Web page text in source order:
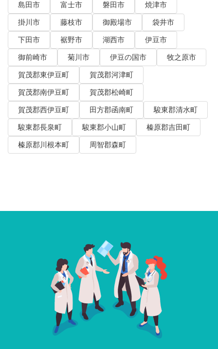
島田市
富士市 磐田市
焼津市
掛川市
藤枝市 御殿場市
袋井市
下田市
裾野市 湖西市
伊豆市
御前崎市
菊川市 伊豆の国市
牧之原市
賀茂郡東伊豆町
賀茂郡河津町
賀茂郡南伊豆町
賀茂郡松崎町
賀茂郡西伊豆町
田方郡函南町
駿東郡清水町
駿東郡長泉町
駿東郡小山町
榛原郡吉田町
榛原郡川根本町
周智郡森町